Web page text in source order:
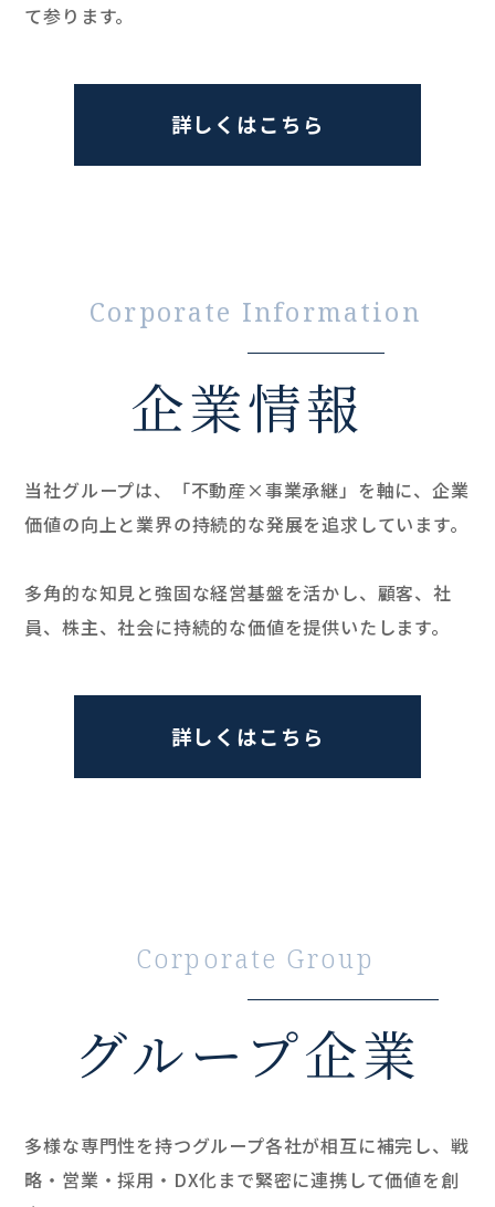
て参ります。
詳しくはこちら
Corporate Information
企業情報
当社グループは、「不動産×事業承継」を軸に、企業
価値の向上と業界の持続的な発展を追求しています。
多角的な知見と強固な経営基盤を活かし、 顧客、社
員、株主、社会に持続的な価値を提供いたします。
詳しくはこちら
Corporate Group
グループ企業
多様な専門性を持つグループ各社が相互に補完し、 戦
略・営業・採用・DX化まで緊密に連携して価値を創